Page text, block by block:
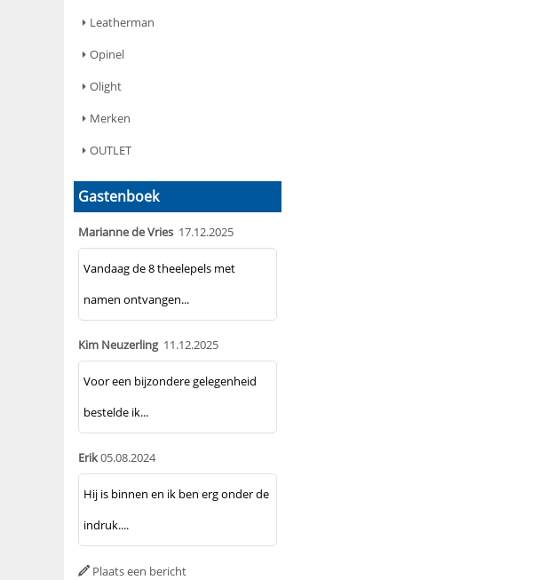
Leatherman
Opinel
Olight
Merken
OUTLET
Gastenboek
Marianne de Vries 17.12.2025
Vandaag de 8 theelepels met
namen ontvangen...
Kim Neuzerling 11.12.2025
Voor een bijzondere gelegenheid
bestelde ik...
Erik05.08.2024
Hij is binnen en ik ben erg onder de
indruk....
Plaats een bericht